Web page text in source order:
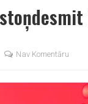
Nav Komentāru